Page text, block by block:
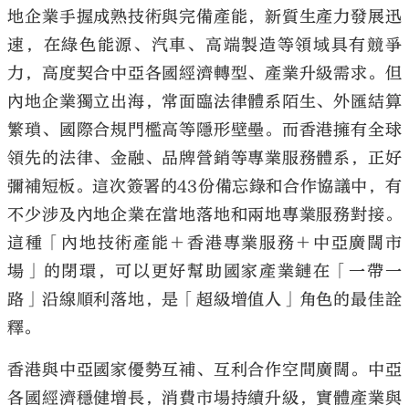
地企業手握成熟技術與完備產能，新質生產力發展迅
速，在綠色能源、汽車、高端製造等領域具有競爭
力，高度契合中亞各國經濟轉型、產業升級需求。但
內地企業獨立出海，常面臨法律體系陌生、外匯結算
繁瑣、國際合規門檻高等隱形壁壘。而香港擁有全球
領先的法律、金融、品牌營銷等專業服務體系，正好
彌補短板。這次簽署的43份備忘錄和合作協議中，有
不少涉及內地企業在當地落地和兩地專業服務對接。
這種「內地技術產能＋香港專業服務＋中亞廣闊市
場」的閉環，可以更好幫助國家產業鏈在「一帶一
路」沿線順利落地，是「超級增值人」角色的最佳詮
釋。
香港與中亞國家優勢互補、互利合作空間廣闊。中亞
各國經濟穩健增長，消費市場持續升級，實體產業與